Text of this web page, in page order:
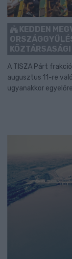
KEDDEN
A TISZA Párt
augusztus 11-re
ugyanakkor